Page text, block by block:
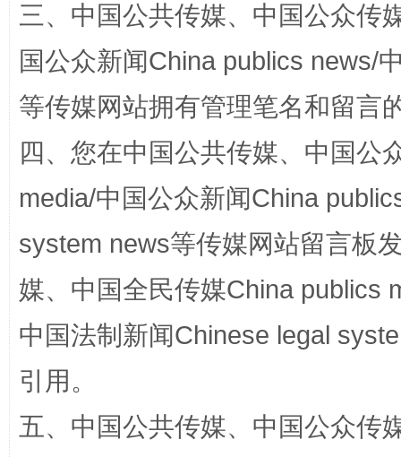
站台名比不上好声名
漫山遍野的桃花与雪山、麦地、白藏房
三、中国公共传媒、中国公众传
国公众新闻China publics news/
等传媒网站拥有管理笔名和留言
四、您在中国公共传媒、中国公
media/中国公众新闻China
system news等传媒网站留言板
媒、中国全民传媒China publics
中国法制新闻Chinese legal
引用。
五、中国公共传媒、中国公众传